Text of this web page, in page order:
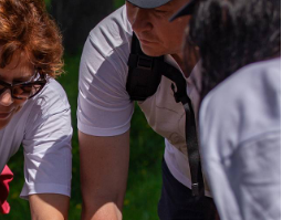
на обработку
права защищены.